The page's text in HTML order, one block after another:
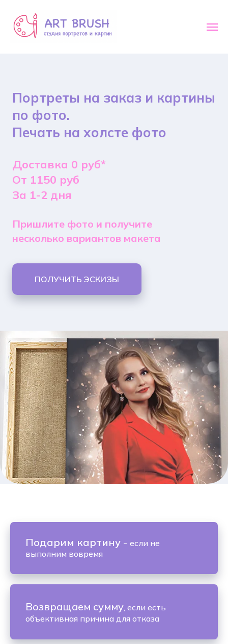
Портреты на заказ и картины
по фото.
Печать на холсте фото
Доставка 0 руб*
От 1150 руб
За 1-2 дня
Пришлите фото и получите
несколько вариантов макета
ПОЛУЧИТЬ ЭСКИЗЫ
Подарим картину - если не
выполним вовремя
Возвращаем сумму, если есть
объективная причина для отказа